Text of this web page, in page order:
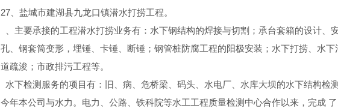
27、盐城市建湖县九龙口镇潜水打捞工程。
、主要承接的工程潜水打捞业务有：水下钢结构的焊接与切割；承台套箱的设计、
孔、钢套筒变形，埋锤、卡锤、断锤；钢管桩防腐工程的阳极安装；水下打捞、水
道疏浚；市政排污工程等。
水下检测服务的项目有：旧、病、危桥梁、码头、水电厂、水库大坝的水下结构检
今年本公司与水力。电力、公路、铁科院等水工工程质量检测中心合作以来，完成